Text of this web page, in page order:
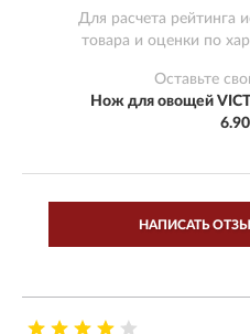
Для расчета рейтинга
товара и оценки по
Оставьте
Нож для овощей
НАПИСАТЬ